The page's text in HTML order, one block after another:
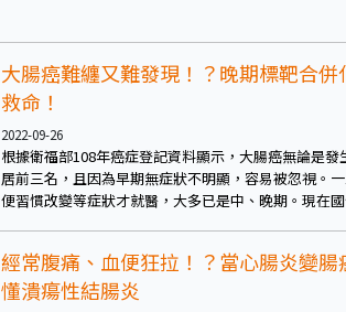
大腸癌難纏又難發現！？晚期標靶合併
救命！
2022-09-26
根據衛福部108年癌症登記資料顯示，大腸癌無論是發
居前三名，且因為早期無症狀不明顯，容易被忽視。
便習慣改變等症狀才就醫，大多已是中、晚期。現在
經常腹痛、血便狂拉！？當心腸炎變腸
懂潰瘍性結腸炎